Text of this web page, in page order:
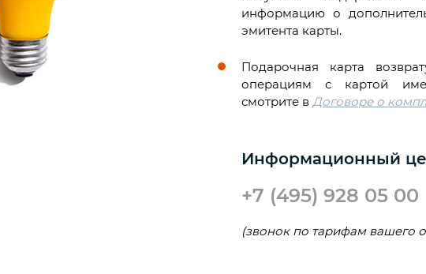
информацию о
эмитента карты.
Подарочная карта
операциям с картой
смотрите вДоговоре о
Информационный
+7 (495) 928 05 00
(звонок по тарифам вашего